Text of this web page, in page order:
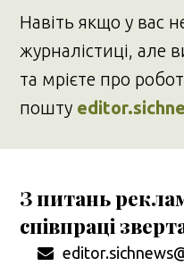
Навіть якщо у вас
журналістиці, але
та мрієте про
пошту
З питань
співпраці